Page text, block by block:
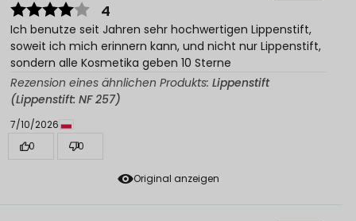
Original anzeigen
4
Ich benutze seit Jahren sehr hochwertigen Lippenstift,
soweit ich mich erinnern kann, und nicht nur Lippenstift,
sondern alle Kosmetika geben 10 Sterne
Rezension eines ähnlichen Produkts: Lippenstift
(Lippenstift: NF 257)
7/10/2026
0
0